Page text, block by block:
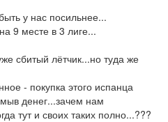
у нас посильнее...
9 месте в 3 лиге...
сбитый лётчик...но туда же
- покупка этого испанца
денег...зачем нам
тут и своих таких полно...???